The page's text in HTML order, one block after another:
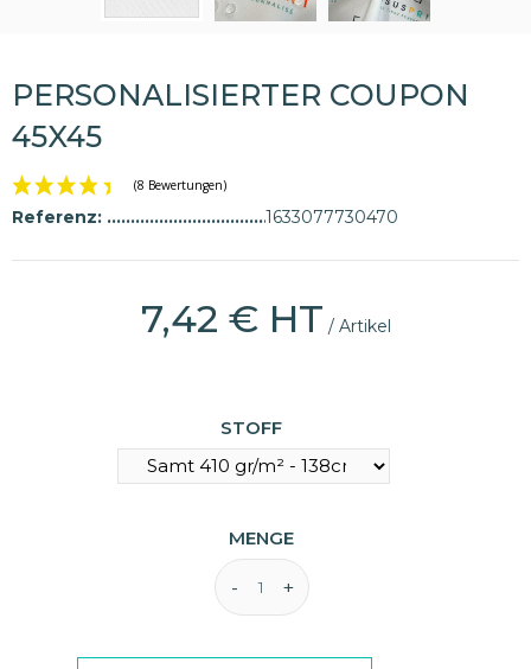
PERSONALISIERTER COUPON
45X45
Referenz: 1633077730470
7,42 € HT / Artikel
STOFF
MENGE